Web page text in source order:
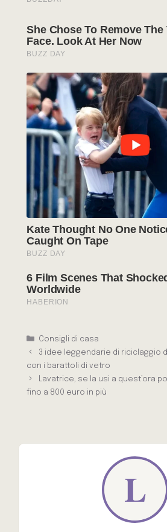
Categorie
Consigli di casa
3 idee leggendarie di riciclaggio
con i barattoli di vetro
Lavatrice, se la usi a quest’ora
fino a 800 euro in più